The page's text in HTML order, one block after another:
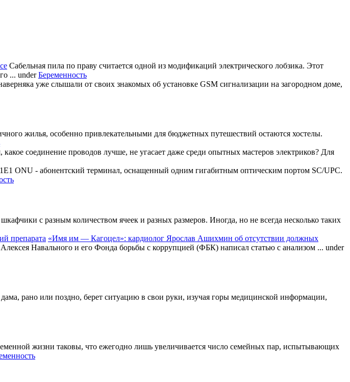
Сабельная пила по праву считается одной из модификаций электрического лобзика. Этот
... underБеременность
уже слышали от своих знакомых об установке GSM сигнализации на загородном доме,
жилья, особенно привлекательными для бюджетных путешествий остаются хостелы.
соединение проводов лучше, не угасает даже среди опытных мастеров электриков? Для
ONU - абонентский терминал, оснащенный одним гигабитным оптическим портом SC/UPC.
с разным количеством ячеек и разных размеров. Иногда, но не всегда несколько таких
«Имя им — Кагоцел»: кардиолог Ярослав Ашихмин об отсутствии должных
Навального и его Фонда борьбы с коррупцией (ФБК) написал статью с анализом ... under
дама, рано или поздно, берет ситуацию в свои руки, изучая горы медицинской информации,
жизни таковы, что ежегодно лишь увеличивается число семейных пар, испытывающих